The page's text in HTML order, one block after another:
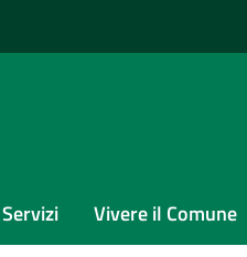
Servizi Vivere il Comune